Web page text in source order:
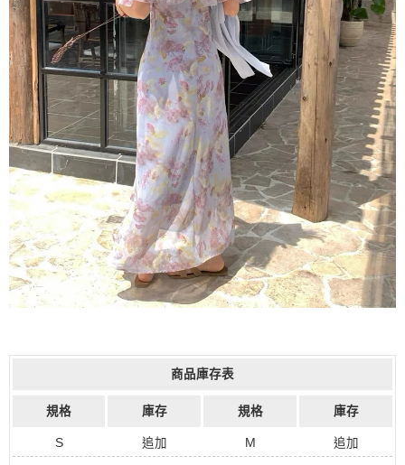
商品庫存表
規格 庫存 規格 庫存
S 追加 M 追加